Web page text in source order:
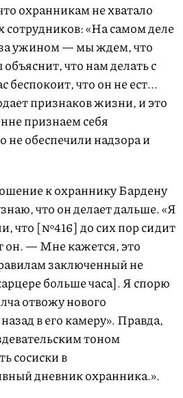
охранникам не хватало
«На самом деле
ужином — мы ждем, что
что нам делать с
беспокоит, что он не ест...
признаков жизни, и это
признаем себя
не обеспечили надзора и
к охраннику Бардену
что он делает дальше. «Я
что [№416] до сих пор сидит
он. — Мне кажется, это
заключенный не
больше часа]. Я спорю
отвожу нового
в его камеру». Правда,
тоном
сосиски в
дневник охранника.».